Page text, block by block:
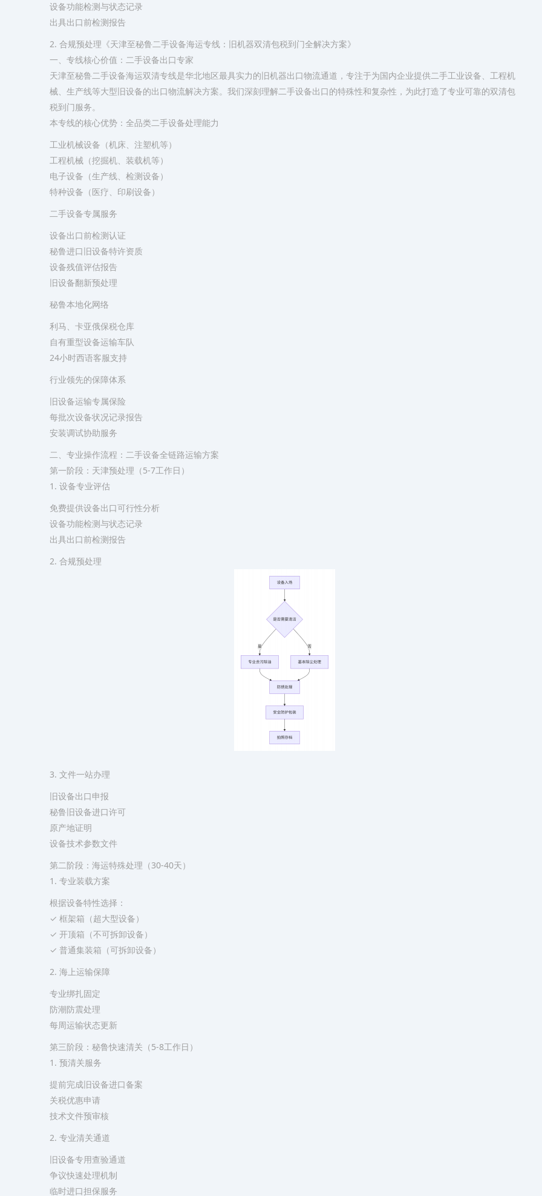
设备功能检测与状态记录
出具出口前检测报告
​2. 合规预处理《天津至秘鲁二手设备海运专线：旧机器双清包税到门全解决方案》
一、专线核心价值：二手设备出口专家
天津至秘鲁二手设备海运双清专线是华北地区最具实力的旧机器出口物流通道，专注于为国内企业提供二手工业设备、工程机
械、生产线等大型旧设备的出口物流解决方案。我们深刻理解二手设备出口的特殊性和复杂性，为此打造了专业可靠的双清包
税到门服务。
​本专线的核心优势：​​​全品类二手设备处理能力​
工业机械设备（机床、注塑机等）
工程机械（挖掘机、装载机等）
电子设备（生产线、检测设备）
特种设备（医疗、印刷设备）
​二手设备专属服务​
设备出口前检测认证
秘鲁进口旧设备特许资质
设备残值评估报告
旧设备翻新预处理
​秘鲁本地化网络​
利马、卡亚俄保税仓库
自有重型设备运输车队
24小时西语客服支持
​行业领先的保障体系​
旧设备运输专属保险
每批次设备状况记录报告
安装调试协助服务
二、专业操作流程：二手设备全链路运输方案
第一阶段：天津预处理（5-7工作日）
​1. 设备专业评估​
免费提供设备出口可行性分析
设备功能检测与状态记录
出具出口前检测报告
​2. 合规预处理​
​3. 文件一站办理​
旧设备出口申报
秘鲁旧设备进口许可
原产地证明
设备技术参数文件
第二阶段：海运特殊处理（30-40天）
​1. 专业装载方案​
根据设备特性选择：
✓ 框架箱（超大型设备）
✓ 开顶箱（不可拆卸设备）
✓ 普通集装箱（可拆卸设备）
​2. 海上运输保障​
专业绑扎固定
防潮防震处理
每周运输状态更新
第三阶段：秘鲁快速清关（5-8工作日）
​1. 预清关服务​
提前完成旧设备进口备案
关税优惠申请
技术文件预审核
​2. 专业清关通道​
旧设备专用查验通道
争议快速处理机制
临时进口担保服务